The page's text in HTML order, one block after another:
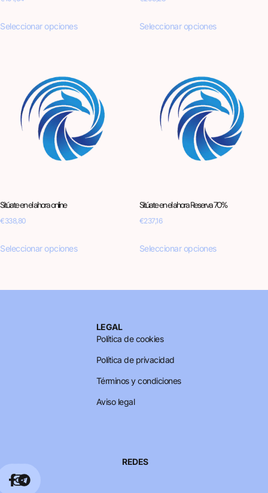
Seleccionar opciones Seleccionar opciones
Sitúate en el ahora online
€338,80
Seleccionar opciones
Sitúate en el ahora Reserva 70%
€237,16
Seleccionar opciones
LEGAL
Política de cookies
Política de privacidad
Términos y condiciones
Aviso legal
REDES